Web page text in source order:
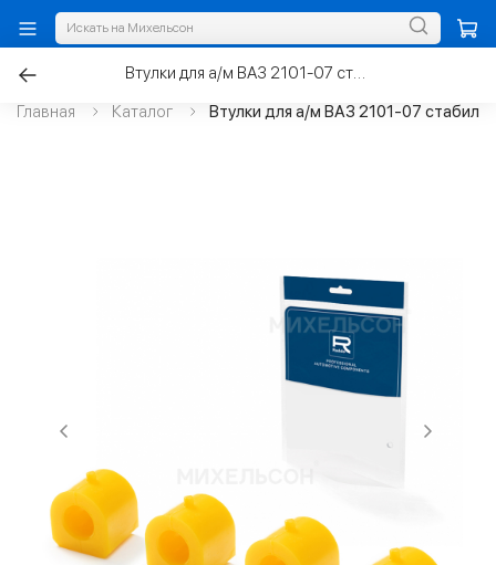
Главная Каталог Втулки для а/м ВАЗ 2101-07
Втулки для а/м ВАЗ 2101-07 стабилизатора, полиуретан